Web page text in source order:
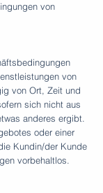
von
von
von Ort, Zeit und
sich nicht aus
anderes ergibt.
oder einer
Kundin/der Kunde
vorbehaltlos.